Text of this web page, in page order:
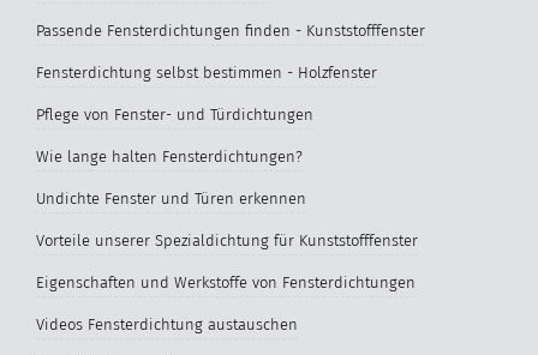
Passende Fensterdichtungen finden - Kunststofffenster
Fensterdichtung selbst bestimmen - Holzfenster
Pflege von Fenster- und Türdichtungen
Wie lange halten Fensterdichtungen?
Undichte Fenster und Türen erkennen
Vorteile unserer Spezialdichtung für Kunststofffenster
Eigenschaften und Werkstoffe von Fensterdichtungen
Videos Fensterdichtung austauschen